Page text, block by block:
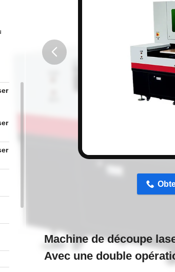
Machine de découpe
Avec une double